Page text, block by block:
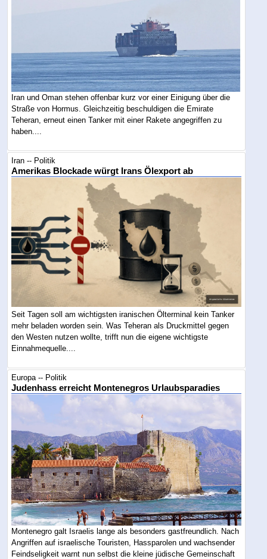
Iran und Oman stehen offenbar kurz vor einer Einigung über die
Straße von Hormus. Gleichzeitig beschuldigen die Emirate
Teheran, erneut einen Tanker mit einer Rakete angegriffen zu
haben....
Iran -- Politik
Amerikas Blockade würgt Irans Ölexport ab
Seit Tagen soll am wichtigsten iranischen Ölterminal kein Tanker
mehr beladen worden sein. Was Teheran als Druckmittel gegen
den Westen nutzen wollte, trifft nun die eigene wichtigste
Einnahmequelle....
Europa -- Politik
Judenhass erreicht Montenegros Urlaubsparadies
Montenegro galt Israelis lange als besonders gastfreundlich. Nach
Angriffen auf israelische Touristen, Hassparolen und wachsender
Feindseligkeit warnt nun selbst die kleine jüdische Gemeinschaft